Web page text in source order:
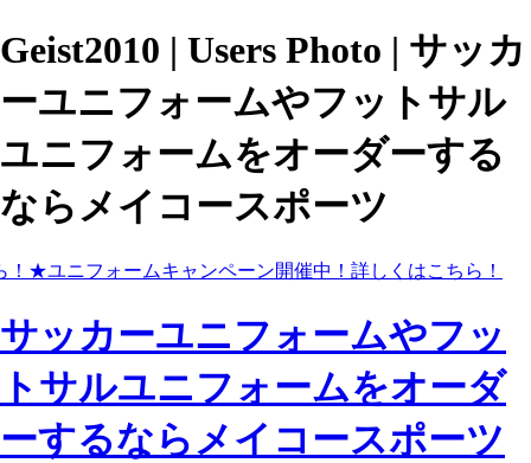
Geist2010 | Users Photo | サッカ
ーユニフォームやフットサル
ユニフォームをオーダーする
ならメイコースポーツ
★ユニフォームキャンペーン開催中！詳しくはこちら！
サッカーユニフォームやフッ
トサルユニフォームをオーダ
ーするならメイコースポーツ